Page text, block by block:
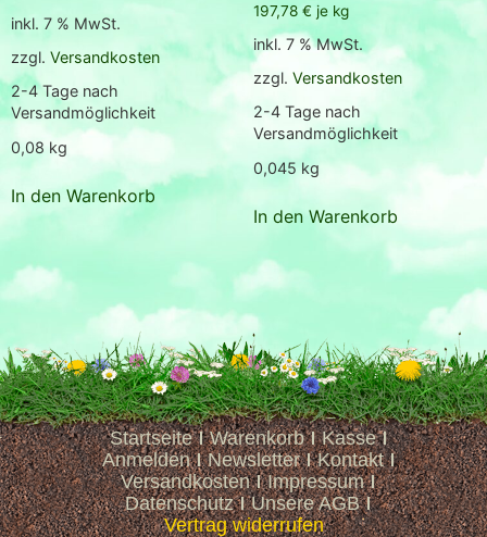
inkl. 7 % MwSt.
zzgl. Versandkosten
2-4 Tage nach
Versandmöglichkeit
0,08 kg
In den Warenkorb
197,78 € je kg
inkl. 7 % MwSt.
zzgl. Versandkosten
2-4 Tage nach
Versandmöglichkeit
0,045 kg
In den Warenkorb
Startseite Warenkorb
Kasse
Anmelden
Newsletter
Kontakt
Versandkosten
Impressum
Datenschutz
Unsere AGB
Vertrag widerrufen